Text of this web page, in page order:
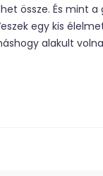
össze. És mint a
egy kis
alakult